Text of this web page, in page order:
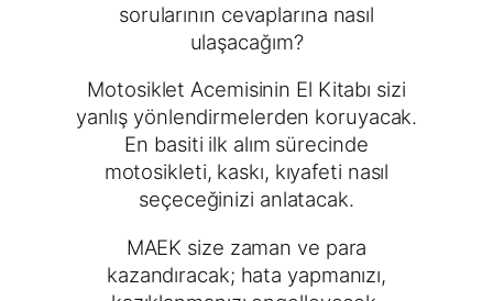
sorularının cevaplarına nasıl
ulaşacağım?
Motosiklet Acemisinin El Kitabı sizi
yanlış yönlendirmelerden koruyacak.
En basiti ilk alım sürecinde
motosikleti, kaskı, kıyafeti nasıl
seçeceğinizi anlatacak.
MAEK size zaman ve para
kazandıracak; hata yapmanızı,